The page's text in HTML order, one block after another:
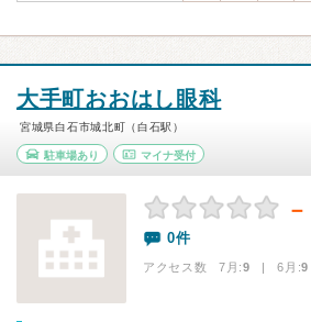
大手町おおはし眼科
宮城県白石市城北町（白石駅）
駐車場あり マイナ受付
－
0件
アクセス数 7月:9 | 6月:9